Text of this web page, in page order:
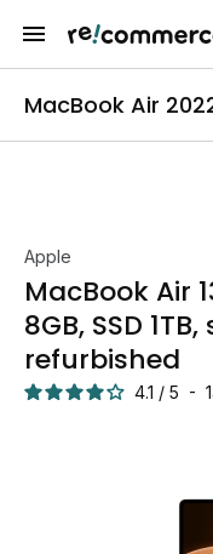
MacBook Air
Apple
MacBook Air
8GB, SSD
refurbished
4.1 / 5 -